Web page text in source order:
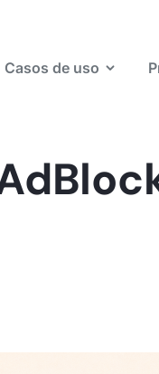
Casos de uso